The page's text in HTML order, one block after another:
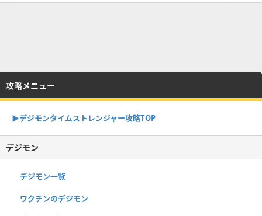
攻略メニュー
▶︎デジモンタイムストレンジャー攻略TOP
デジモン
デジモン一覧
ワクチンのデジモン